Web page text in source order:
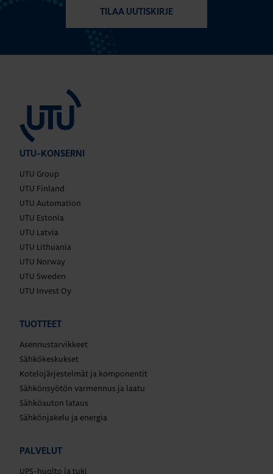
TILAA UUTISKIRJE
UTU-KONSERNI
UTU Group
UTU Finland
UTU Automation
UTU Estonia
UTU Latvia
UTU Lithuania
UTU Norway
UTU Sweden
UTU Invest Oy
TUOTTEET
Asennustarvikkeet
Sähkökeskukset
Kotelojärjestelmät ja komponentit
Sähkönsyötön varmennus ja laatu
Sähköauton lataus
Sähkönjakelu ja energia
PALVELUT
UPS-huolto ja tuki